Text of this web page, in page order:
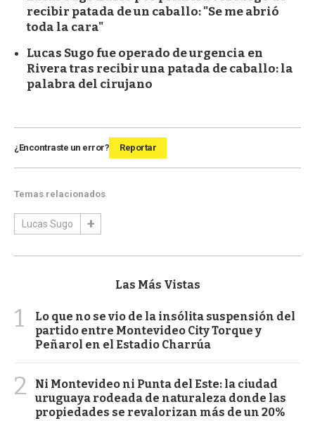
recibir patada de un caballo: "Se me abrió
toda la cara"
Lucas Sugo fue operado de urgencia en
Rivera tras recibir una patada de caballo: la
palabra del cirujano
¿Encontraste un error? Reportar
Temas relacionados
Lucas Sugo
Las Más Vistas
1
Lo que no se vio de la insólita suspensión del
partido entre Montevideo City Torque y
Peñarol en el Estadio Charrúa
2
Ni Montevideo ni Punta del Este: la ciudad
uruguaya rodeada de naturaleza donde las
propiedades se revalorizan más de un 20%